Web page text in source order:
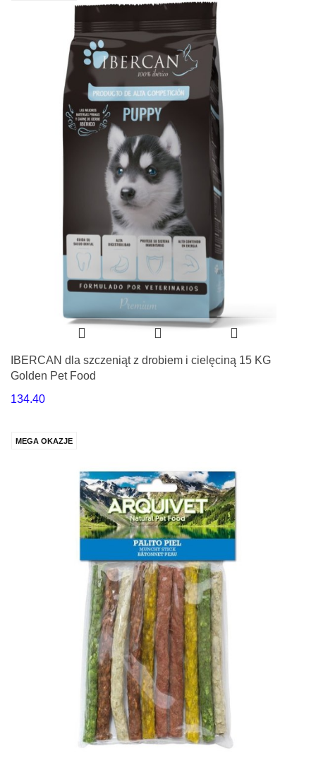
IBERCAN dla szczeniąt z drobiem i cielęciną 15 KG
Golden Pet Food
134.40
MEGA OKAZJE